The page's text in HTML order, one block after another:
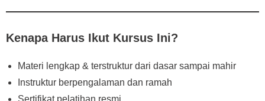
Kenapa Harus Ikut Kursus Ini?
Materi lengkap & terstruktur dari dasar sampai mahir
Instruktur berpengalaman dan ramah
Sertifikat pelatihan resmi